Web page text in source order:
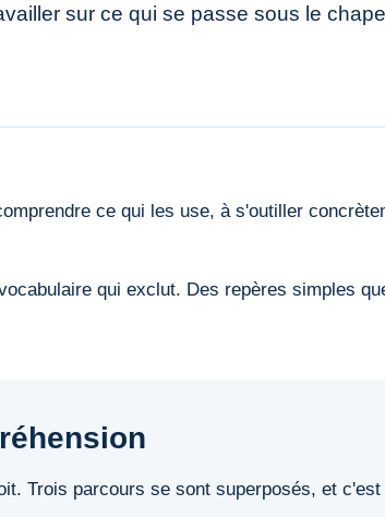
sur ce qui se passe sous le
ce qui les use, à s'outiller
qui exclut. Des repères simples
Trois parcours se sont superposés, et